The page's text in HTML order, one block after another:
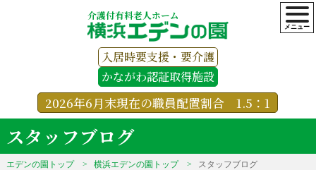
介護付有料老人ホーム
入居時要支援・要介護
かながわ認証取得施設
2026年6月末現在の職員配置割合 1.5：1
スタッフブログ
エデンの園トップ 横浜エデンの園トップ スタッフブログ